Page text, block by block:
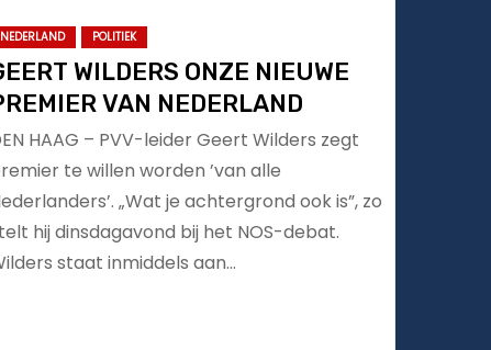
NEDERLAND POLITIEK
WILDERS ONZE NIEUWE
VAN NEDERLAND
HAAG – PVV-leider Geert Wilders zegt
te willen worden ’van alle
„Wat je achtergrond ook is”, zo
hij dinsdagavond bij het NOS-debat.
staat inmiddels aan…